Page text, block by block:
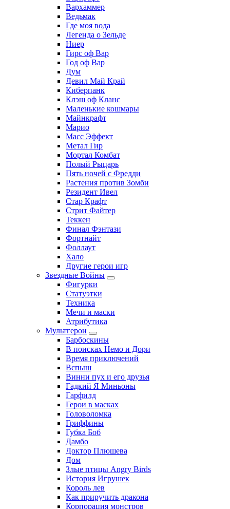
Вархаммер
Ведьмак
Где моя вода
Легенда о Зельде
Ниер
Гирс оф Вар
Год оф Вар
Дум
Девил Май Край
Киберпанк
Клэш оф Кланс
Маленькие кошмары
Майнкрафт
Марио
Масс Эффект
Метал Гир
Мортал Комбат
Полый Рыцарь
Пять ночей с Фредди
Растения против Зомби
Резидент Ивел
Стар Крафт
Стрит Файтер
Теккен
Финал Фэнтази
Фортнайт
Фоллаут
Хало
Другие герои игр
Звездные Войны
Фигурки
Статуэтки
Техника
Мечи и маски
Атрибутика
Мультгерои
Барбоскины
В поисках Немо и Дори
Время приключений
Вспыш
Винни пух и его друзья
Гадкий Я Миньоны
Гарфилд
Герои в масках
Головоломка
Гриффины
Губка Боб
Дамбо
Доктор Плюшева
Дом
Злые птицы Angry Birds
История Игрушек
Король лев
Как приручить дракона
Корпорация монстров